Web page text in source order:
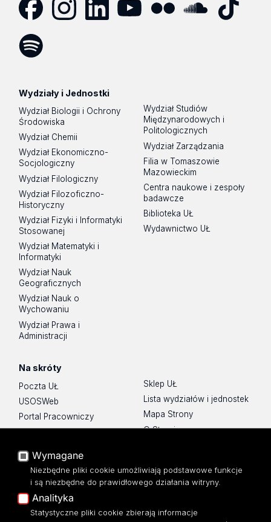
Wydziały i Jednostki
Wydział Biologii i Ochrony
Środowiska
Wydział Chemii
Wydział Ekonomiczno-
Socjologiczny
Wydział Filologiczny
Wydział Filozoficzno-
Historyczny
Wydział Fizyki i Informatyki
Stosowanej
Wydział Matematyki i
Informatyki
Wydział Nauk
Geograficznych
Wydział Nauk o
Wychowaniu
Wydział Prawa i
Administracji
Wydział Studiów
Międzynarodowych i
Politologicznych
Wydział Zarządzania
Filia w Tomaszowie
Mazowieckim
Centra naukowe i zespoły
badawcze
Biblioteka UŁ
Wydawnictwo UŁ
Na skróty
Poczta UŁ
USOSWeb
Portal Pracowniczy
Baza Aktów Własnych
Moodle
Eksperci UŁ
Polityka Prywatności
Dostępność
Sklep UŁ
Lista wydziałów i jednostek
Mapa Strony
O Stronie
Wymagane
Niezbędne pliki cookie umożliwiają podstawowe funkcje
i są niezbędne do prawidłowego działania witryny.
Analityka
Statystyczne pliki cookie zbierają informacje